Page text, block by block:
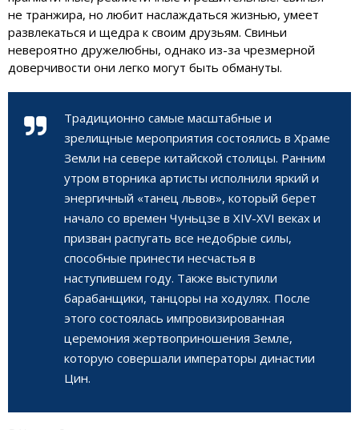
не транжира, но любит наслаждаться жизнью, умеет
развлекаться и щедра к своим друзьям. Свиньи
невероятно дружелюбны, однако из-за чрезмерной
доверчивости они легко могут быть обмануты.
Традиционно самые масштабные и
зрелищные мероприятия состоялись в Храме
Земли на севере китайской столицы. Ранним
утром вторника артисты исполнили яркий и
энергичный «танец львов», который берет
начало со времен Чуньцзе в XIV-XVI веках и
призван распугать все недобрые силы,
способные принести несчастья в
наступившем году. Также выступили
барабанщики, танцоры на ходулях. После
этого состоялась импровизированная
церемония жертвоприношения Земле,
которую совершали императоры династии
Цин.